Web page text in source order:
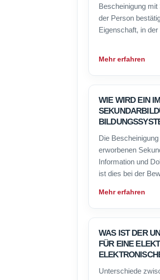
Bescheinigung
der Person
Eigenschaft, in
Mehr erfahren
WIE WIRD EIN
Die
erworbenen
Information und
ist dies bei der
Mehr erfahren
WAS IST DER
FÜR EINE
Unterschiede